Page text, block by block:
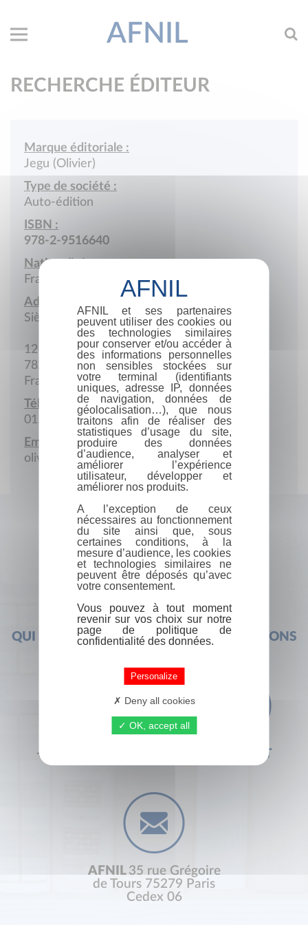
AFNIL
RECHERCHE ÉDITEUR
Marque éditoriale :
Jegu (Olivier)
Type de société :
Auto-édition
ISBN :
978-2-9516640
Nationalité :
France
Adresse :
Siège social
12 Rue Chanzy
78200 Mantes-la-Jolie
France
Téléphone :
01.34.77.37.69
Email :
olivierjegu@infonie.fr
QUI SOMMES-NOUS ? FOIRE AUX QUESTIONS
+33 (0) 1 44 41 29 19 CONTACT
AFNIL 35 rue Grégoire
de Tours 75279 Paris
Cedex 06
AFNIL et ses partenaires
peuvent utiliser des cookies ou
des technologies similaires
pour conserver et/ou accéder à
des informations personnelles
non sensibles stockées sur
votre terminal (identifiants
uniques, adresse IP, données
de navigation, données de
géolocalisation…), que nous
traitons afin de réaliser des
statistiques d’usage du site,
produire des données
d’audience, analyser et
améliorer l’expérience
utilisateur, développer et
améliorer nos produits.
A l’exception de ceux
nécessaires au fonctionnement
du site ainsi que, sous
certaines conditions, à la
mesure d’audience, les cookies
et technologies similaires ne
peuvent être déposés qu’avec
votre consentement.
Vous pouvez à tout moment
revenir sur vos choix sur notre
page de politique de
confidentialité des données.
Personalize
Deny all cookies
OK, accept all